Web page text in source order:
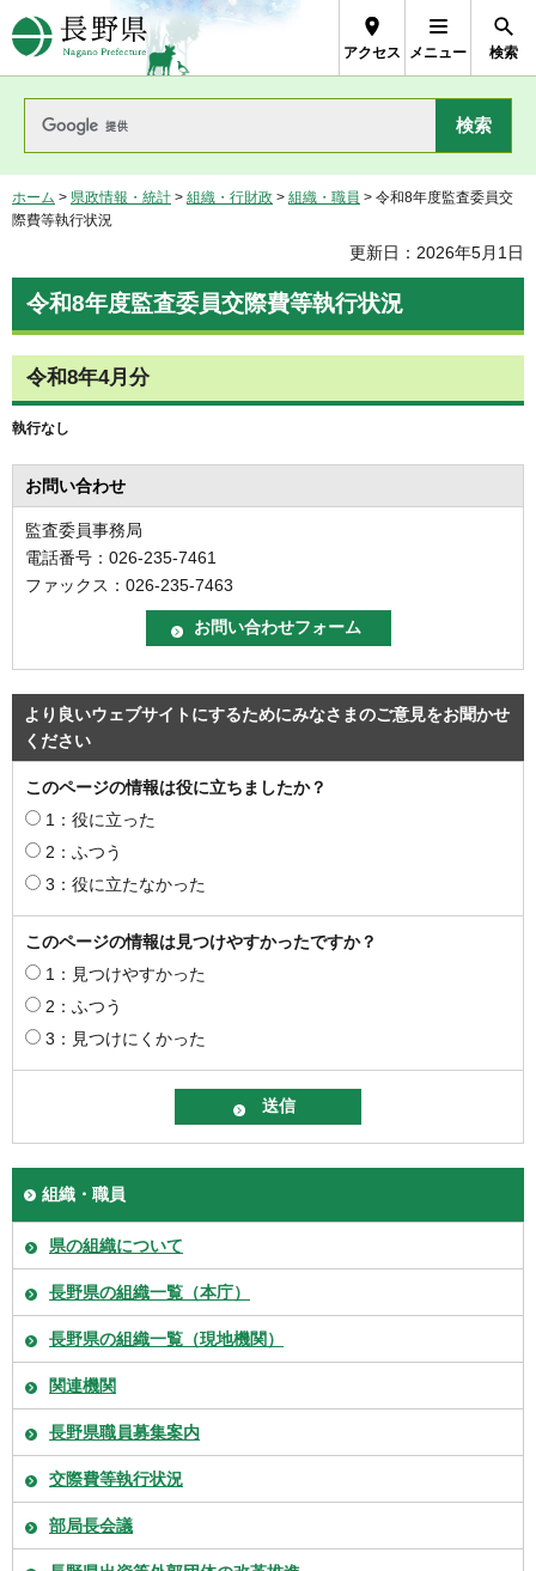
長野県Nagano Prefecture
アクセス メニュー 検索
ホーム > 県政情報・統計 > 組織・行財政 > 組織・職員 > 令和8年度監査委員交
際費等執行状況
更新日：2026年5月1日
令和8年度監査委員交際費等執行状況
令和8年4月分
執行なし
お問い合わせ
監査委員事務局
電話番号：026-235-7461
ファックス：026-235-7463
より良いウェブサイトにするためにみなさまのご意見をお聞かせ
ください
このページの情報は役に立ちましたか？
1：役に立った
2：ふつう
3：役に立たなかった
このページの情報は見つけやすかったですか？
1：見つけやすかった
2：ふつう
3：見つけにくかった
組織・職員
県の組織について
長野県の組織一覧（本庁）
長野県の組織一覧（現地機関）
関連機関
長野県職員募集案内
交際費等執行状況
部局長会議